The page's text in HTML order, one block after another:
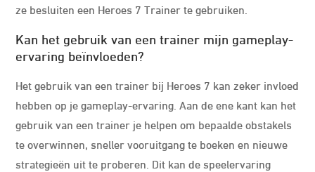
ze besluiten een Heroes 7 Trainer te gebruiken.
Kan het gebruik van een trainer mijn gameplay-
ervaring beïnvloeden?
Het gebruik van een trainer bij Heroes 7 kan zeker invloed
hebben op je gameplay-ervaring. Aan de ene kant kan het
gebruik van een trainer je helpen om bepaalde obstakels
te overwinnen, sneller vooruitgang te boeken en nieuwe
strategieën uit te proberen. Dit kan de speelervaring